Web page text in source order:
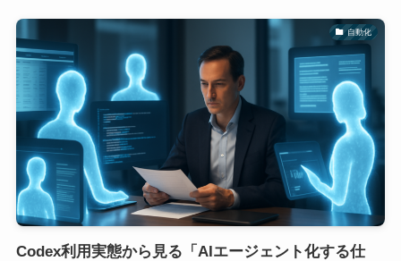
自動化
Codex利用実態から見る「AIエージェント化する仕